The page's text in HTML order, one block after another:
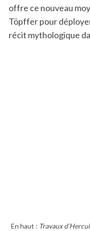
offre ce nouveau
Töpffer pour
récit mythologique
En haut : Travaux